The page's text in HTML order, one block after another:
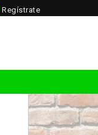
Regístrate